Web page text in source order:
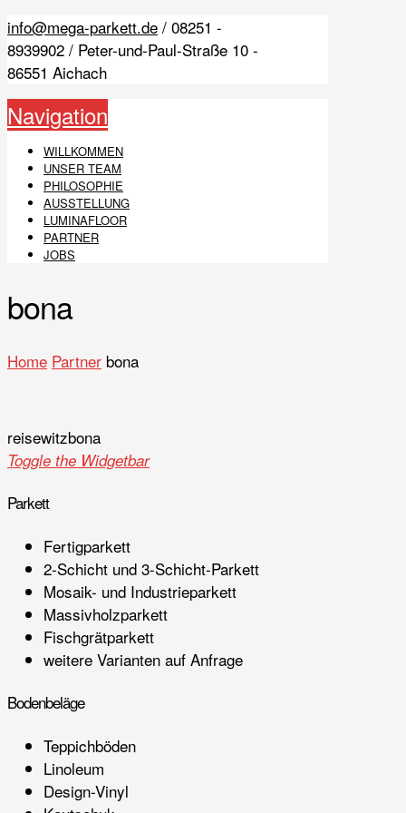
info@mega-parkett.de / 08251 -
8939902 / Peter-und-Paul-Straße 10 -
86551 Aichach
Navigation
WILLKOMMEN
UNSER TEAM
PHILOSOPHIE
AUSSTELLUNG
LUMINAFLOOR
PARTNER
JOBS
bona
Home Partner bona
reisewitzbona
Toggle the Widgetbar
Parkett
Fertigparkett
2-Schicht und 3-Schicht-Parkett
Mosaik- und Industrieparkett
Massivholzparkett
Fischgrätparkett
weitere Varianten auf Anfrage
Bodenbeläge
Teppichböden
Linoleum
Design-Vinyl